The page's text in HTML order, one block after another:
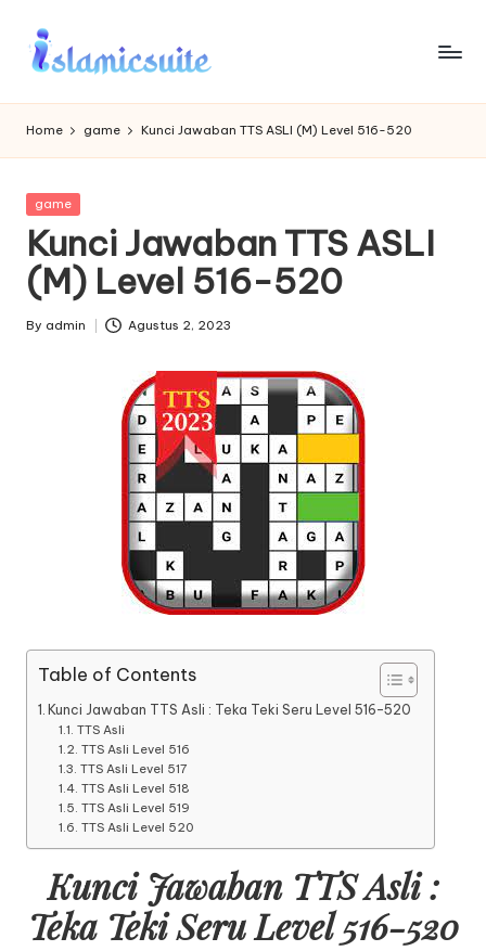
Skip
Home game Kunci Jawaban TTS ASLI (M) Level 516-520
Posted
game
Kunci Jawaban TTS ASLI
(M) Level 516-520
Posted
By admin Agustus 2, 2023
Table of Contents
Kunci Jawaban TTS Asli : Teka Teki Seru Level 516-520
TTS Asli
TTS Asli Level 516
TTS Asli Level 517
TTS Asli Level 518
TTS Asli Level 519
TTS Asli Level 520
Kunci Jawaban TTS Asli :
Teka Teki Seru Level 516-520